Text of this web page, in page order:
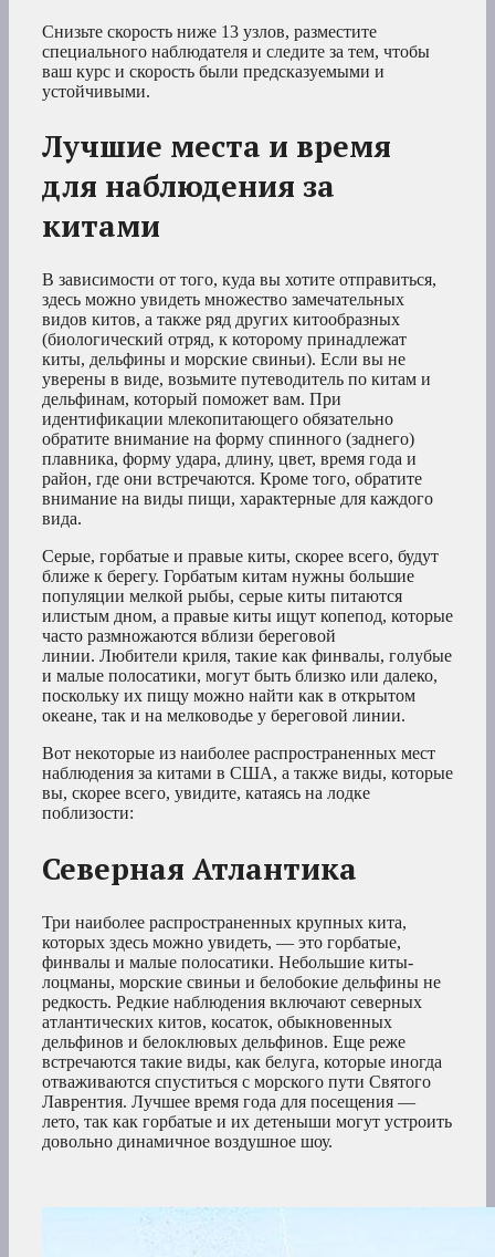
Снизьте скорость ниже 13 узлов, разместите
специального наблюдателя и следите за тем, чтобы
ваш курс и скорость были предсказуемыми и
устойчивыми.
Лучшие места и время
для наблюдения за
китами
В зависимости от того, куда вы хотите отправиться,
здесь можно увидеть множество замечательных
видов китов, а также ряд других китообразных
(биологический отряд, к которому принадлежат
киты, дельфины и морские свиньи). Если вы не
уверены в виде, возьмите путеводитель по китам и
дельфинам, который поможет вам. При
идентификации млекопитающего обязательно
обратите внимание на форму спинного (заднего)
плавника, форму удара, длину, цвет, время года и
район, где они встречаются. Кроме того, обратите
внимание на виды пищи, характерные для каждого
вида.
Серые, горбатые и правые киты, скорее всего, будут
ближе к берегу. Горбатым китам нужны большие
популяции мелкой рыбы, серые киты питаются
илистым дном, а правые киты ищут копепод, которые
часто размножаются вблизи береговой
линии. Любители криля, такие как финвалы, голубые
и малые полосатики, могут быть близко или далеко,
поскольку их пищу можно найти как в открытом
океане, так и на мелководье у береговой линии.
Вот некоторые из наиболее распространенных мест
наблюдения за китами в США, а также виды, которые
вы, скорее всего, увидите, катаясь на лодке
поблизости:
Северная Атлантика
Три наиболее распространенных крупных кита,
которых здесь можно увидеть, — это горбатые,
финвалы и малые полосатики. Небольшие киты-
лоцманы, морские свиньи и белобокие дельфины не
редкость. Редкие наблюдения включают северных
атлантических китов, косаток, обыкновенных
дельфинов и белоклювых дельфинов. Еще реже
встречаются такие виды, как белуга, которые иногда
отваживаются спуститься с морского пути Святого
Лаврентия. Лучшее время года для посещения —
лето, так как горбатые и их детеныши могут устроить
довольно динамичное воздушное шоу.